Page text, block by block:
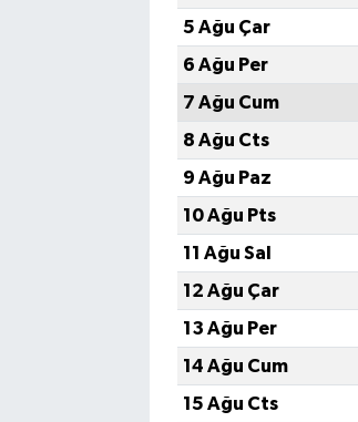
5 Ağu Çar
6 Ağu Per
7 Ağu Cum
8 Ağu Cts
9 Ağu Paz
10 Ağu Pts
11 Ağu Sal
12 Ağu Çar
13 Ağu Per
14 Ağu Cum
15 Ağu Cts
Sokak Hayvanlarını Sahiplendirme